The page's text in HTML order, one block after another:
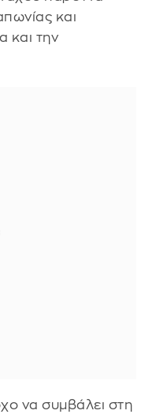
και
και την
να συμβάλει στη